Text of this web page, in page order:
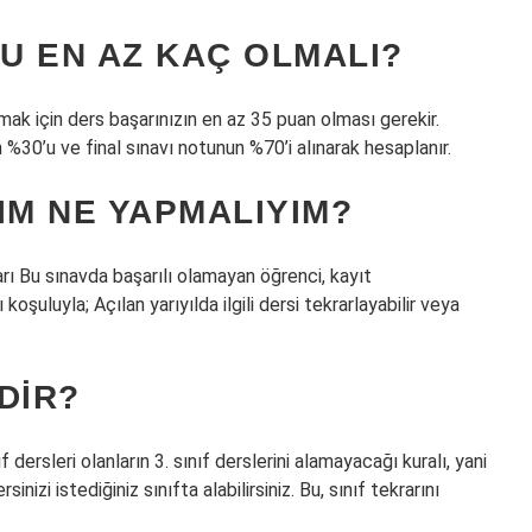
EN AZ KAÇ OLMALI?
için ders başarınızın en az 35 puan olması gerekir.
ve final sınavı notunun %70’i alınarak hesaplanır.
NE YAPMALIYIM?
Bu sınavda başarılı olamayan öğrenci, kayıt
Açılan yarıyılda ilgili dersi tekrarlayabilir veya
olanların 3. sınıf derslerini alamayacağı kuralı, yani
istediğiniz sınıfta alabilirsiniz. Bu, sınıf tekrarını